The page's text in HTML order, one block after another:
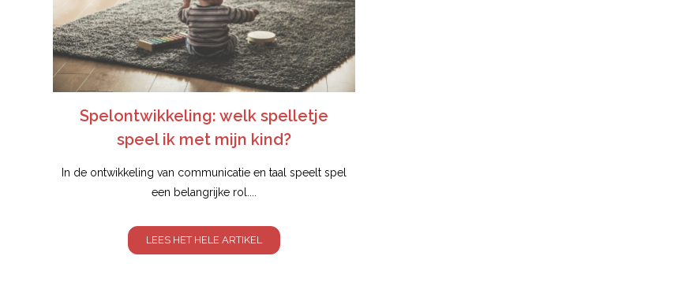
Spelontwikkeling: welk spelletje
speel ik met mijn kind?
In de ontwikkeling van communicatie en taal speelt spel
een belangrijke rol....
LEES HET HELE ARTIKEL